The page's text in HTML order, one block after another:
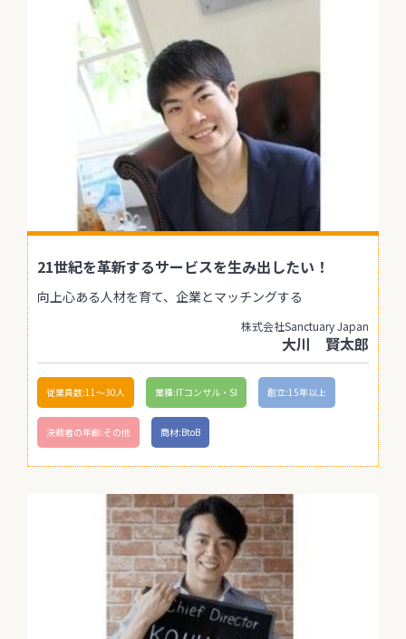
21世紀を革新するサービスを生み出したい！
向上心ある人材を育て、企業とマッチングする
株式会社Sanctuary Japan
大川 賢太郎
従業員数:11〜30人 業種:ITコンサル・SI 創立:15年以上
決裁者の年齢:その他 商材:BtoB